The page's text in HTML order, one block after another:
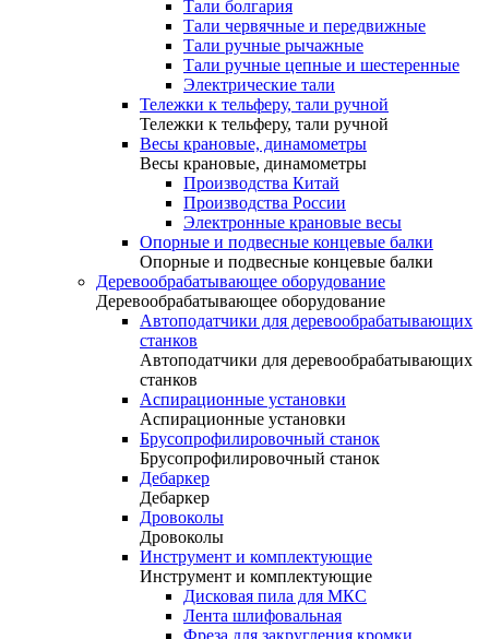
Тали болгария
Тали червячные и передвижные
Тали ручные рычажные
Тали ручные цепные и шестеренные
Электрические тали
Тележки к тельферу, тали ручной
Тележки к тельферу, тали ручной
Весы крановые, динамометры
Весы крановые, динамометры
Производства Китай
Производства России
Электронные крановые весы
Опорные и подвесные концевые балки
Опорные и подвесные концевые балки
Деревообрабатывающее оборудование
Деревообрабатывающее оборудование
Автоподатчики для деревообрабатывающих
станков
Автоподатчики для деревообрабатывающих
станков
Аспирационные установки
Аспирационные установки
Брусопрофилировочный станок
Брусопрофилировочный станок
Дебаркер
Дебаркер
Дровоколы
Дровоколы
Инструмент и комплектующие
Инструмент и комплектующие
Дисковая пила для МКС
Лента шлифовальная
Фреза для закругления кромки